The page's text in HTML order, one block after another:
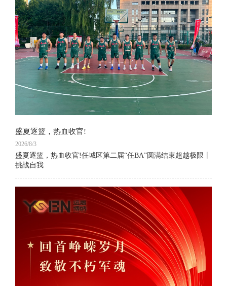
盛夏逐篮，热血收官!
2026/8/3
盛夏逐篮，热血收官!任城区第二届“任BA”圆满结束超越极限丨
挑战自我